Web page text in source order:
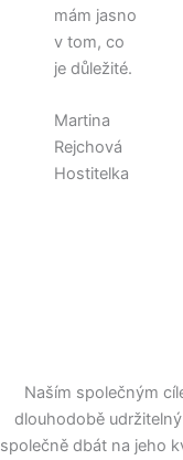
mám jasno
v tom, co
je důležité.
Martina
Rejchová
Hostitelka
Naším společným
dlouhodobě
společně dbát na jeho